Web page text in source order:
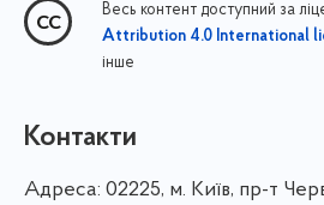
Весь контент доступний за
Attribution 4.0 International
інше
Контакти
Адреса: 02225, м. Київ, пр-т